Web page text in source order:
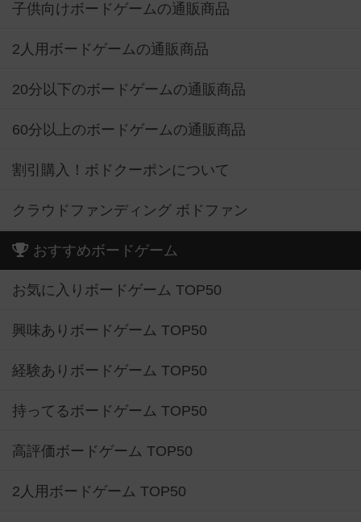
子供向けボードゲームの通販商品
2人用ボードゲームの通販商品
20分以下のボードゲームの通販商品
60分以上のボードゲームの通販商品
割引購入！ボドクーポンについて
クラウドファンディング ボドファン
おすすめボードゲーム
お気に入りボードゲーム TOP50
興味ありボードゲーム TOP50
経験ありボードゲーム TOP50
持ってるボードゲーム TOP50
高評価ボードゲーム TOP50
2人用ボードゲーム TOP50